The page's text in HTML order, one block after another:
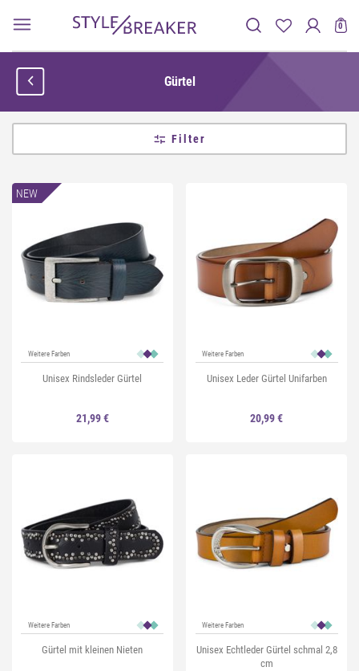
0
Gürtel
Filter
NEW
Weitere Farben
Unisex Rindsleder Gürtel
21,99 €
Weitere Farben
Unisex Leder Gürtel Unifarben
20,99 €
Weitere Farben
Gürtel mit kleinen Nieten
Weitere Farben
Unisex Echtleder Gürtel schmal 2,8
cm